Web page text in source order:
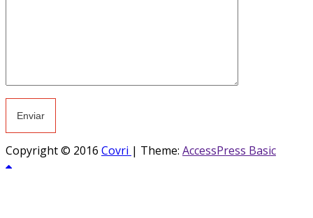
Copyright © 2016 Covri | Theme: AccessPress Basic